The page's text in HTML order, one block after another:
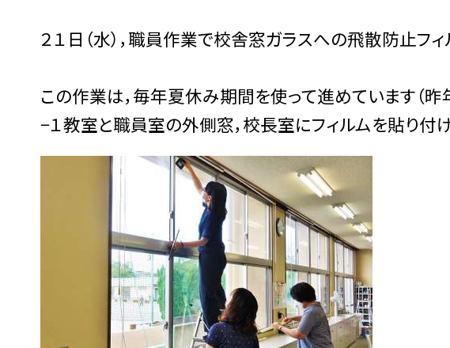
２１日（水），職員作業で校舎窓ガラスへの飛散防止フ
この作業は，毎年夏休み期間を使って進めています（昨
−１教室と職員室の外側窓，校長室にフィルムを貼り付け